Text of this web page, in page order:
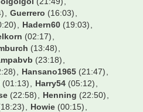
(21:49)
Guerrero (16:03)
Hadern60 (19:03)
(02:17)
(13:48)
(23:18)
Hansano1965 (21:47)
(01:13) Harry54 (05:12)
(22:58) Henning (22:50)